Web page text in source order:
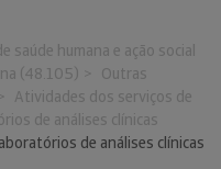
saúde humana e ação social
(48.105)
Outras
Atividades dos serviços de
de análises clínicas
de análises clínicas